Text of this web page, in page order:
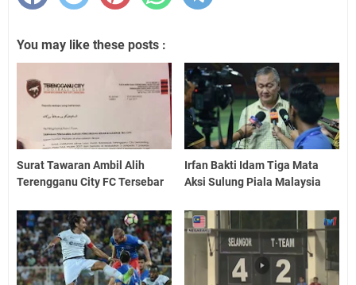
You may like these posts :
Surat Tawaran Ambil Alih
Terengganu City FC Tersebar
Irfan Bakti Idam Tiga Mata
Aksi Sulung Piala Malaysia